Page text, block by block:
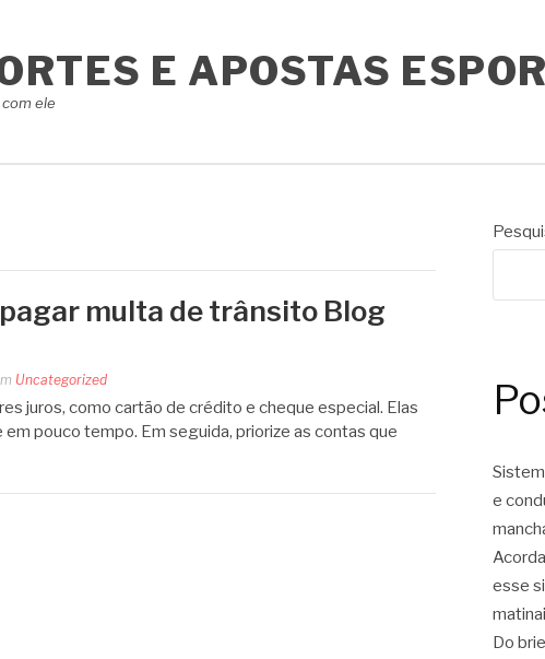
E APOSTAS
ele
multa de trânsito Blog
Uncategorized
juros, como cartão de crédito e cheque especial. Elas
pouco tempo. Em seguida, priorize as contas que
e
esse
Do